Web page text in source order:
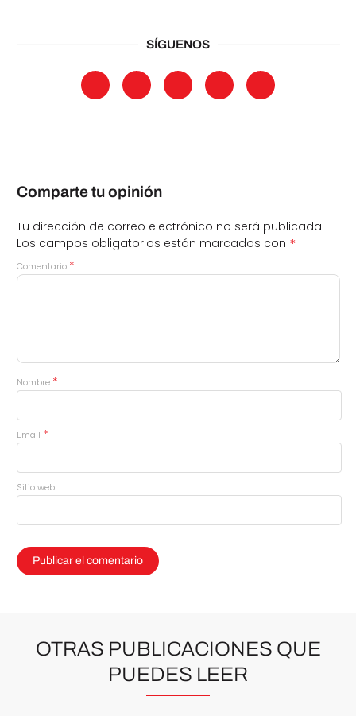
SÍGUENOS
Comparte tu opinión
Tu dirección de correo electrónico no será publicada.
Los campos obligatorios están marcados con *
Comentario *
Nombre *
Email *
Sitio web
OTRAS PUBLICACIONES QUE
PUEDES LEER